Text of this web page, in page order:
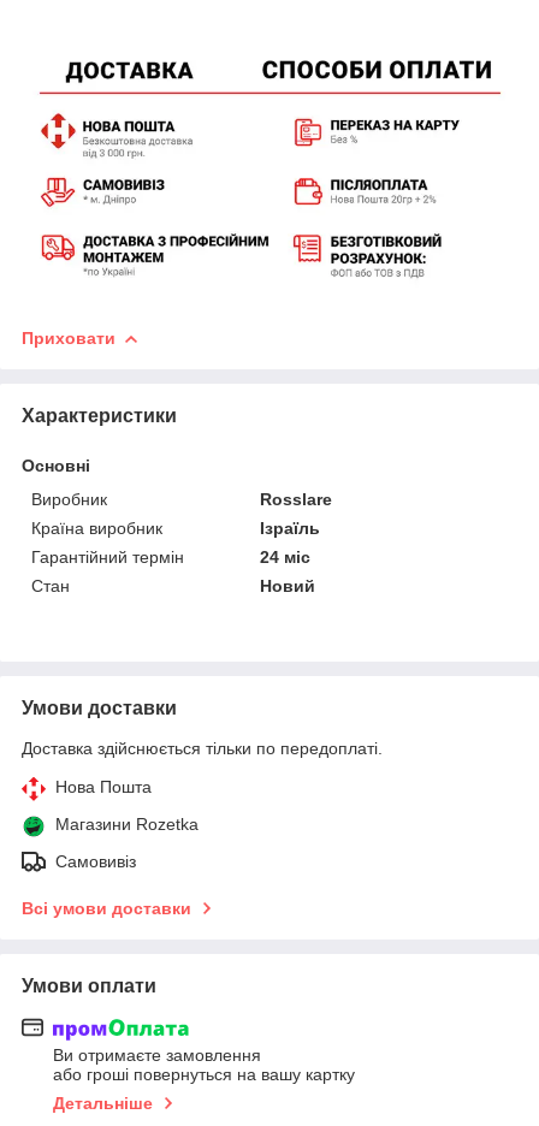
Приховати
Характеристики
Основні
Виробник
Rosslare
Країна виробник
Ізраїль
Гарантійний термін
24 міс
Стан
Новий
Умови доставки
Доставка здійснюється тільки по передоплаті.
Нова Пошта
Магазини Rozetka
Самовивіз
Всі умови доставки
Умови оплати
Ви отримаєте замовлення
або гроші повернуться на вашу картку
Детальніше